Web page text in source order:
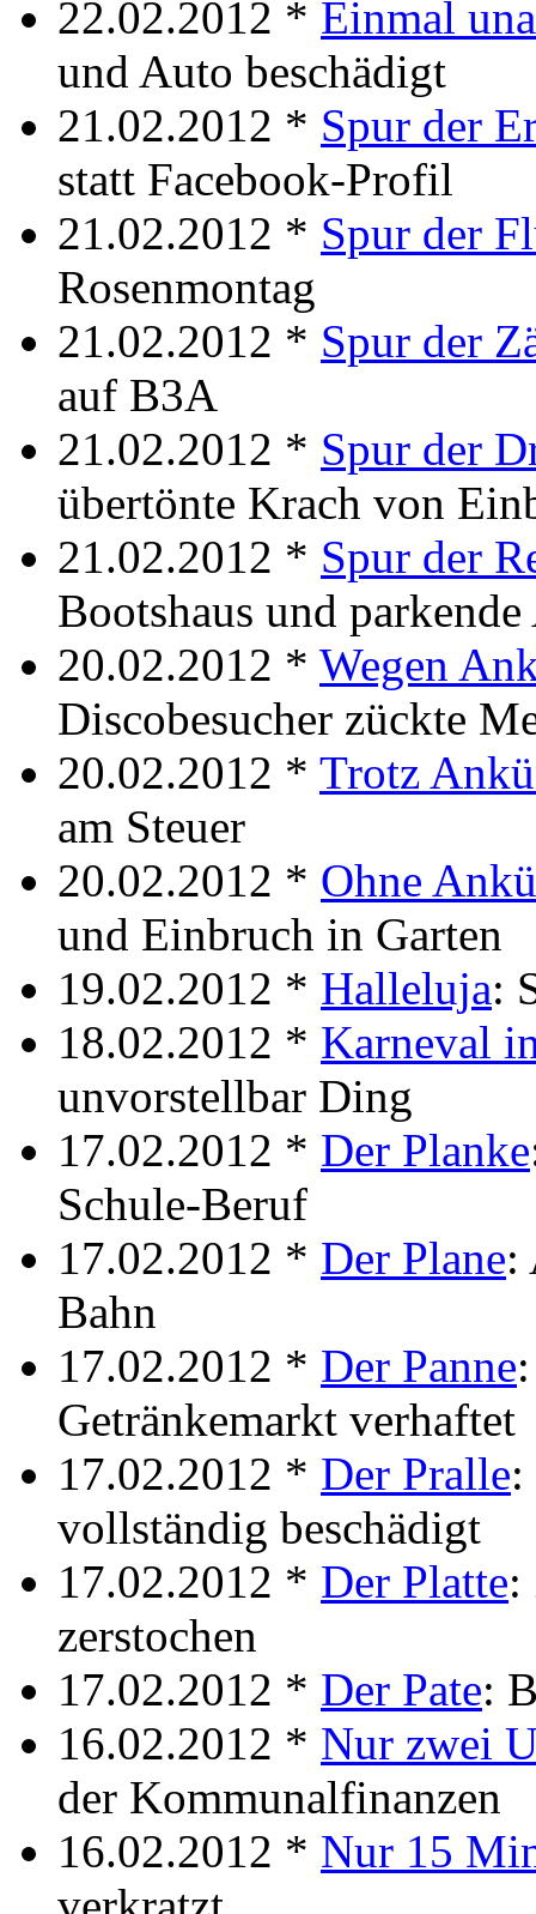
22.02.2012 * Einmal
und Auto beschädigt
21.02.2012 * Spur der
statt Facebook-Profil
21.02.2012 * Spur der
Rosenmontag
21.02.2012 * Spur der
auf B3A
21.02.2012 * Spur der
übertönte Krach von
21.02.2012 * Spur der
Bootshaus und
20.02.2012 * Wegen
Discobesucher zückte
20.02.2012 * Trotz
am Steuer
20.02.2012 * Ohne
und Einbruch in Garten
19.02.2012 * Halleluja:
18.02.2012 * Karneval
unvorstellbar Ding
17.02.2012 * Der Planke
Schule-Beruf
17.02.2012 * Der Plane:
Bahn
17.02.2012 * Der Panne
Getränkemarkt verhaftet
17.02.2012 * Der Pralle:
vollständig beschädigt
17.02.2012 * Der Platte:
zerstochen
17.02.2012 * Der Pate:
16.02.2012 * Nur zwei
der Kommunalfinanzen
16.02.2012 * Nur 15